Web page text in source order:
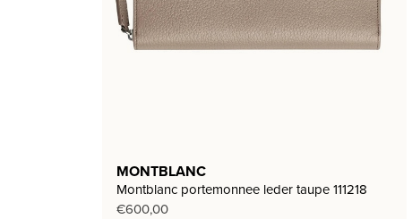
MONTBLANC
Montblanc portemonnee leder taupe 111218
€600,00